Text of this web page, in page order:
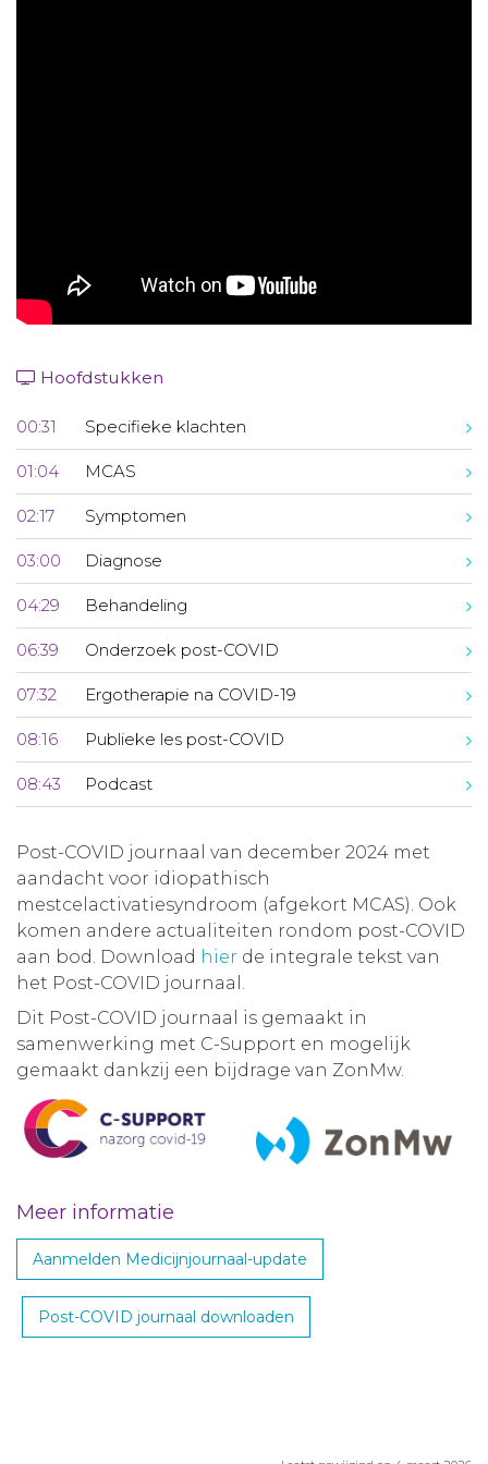
Hoofdstukken
00:31 Specifieke klachten
01:04 MCAS
02:17 Symptomen
03:00 Diagnose
04:29 Behandeling
06:39 Onderzoek post-COVID
07:32 Ergotherapie na COVID-19
08:16 Publieke les post-COVID
08:43 Podcast
Post-COVID journaal van december 2024 met
aandacht voor idiopathisch
mestcelactivatiesyndroom (afgekort MCAS). Ook
komen andere actualiteiten rondom post-COVID
aan bod. Download hier de integrale tekst van
het Post-COVID journaal.
Dit Post-COVID journaal is gemaakt in
samenwerking met C-Support en mogelijk
gemaakt dankzij een bijdrage van ZonMw.
Meer informatie
Aanmelden Medicijnjournaal-update
Post-COVID journaal downloaden